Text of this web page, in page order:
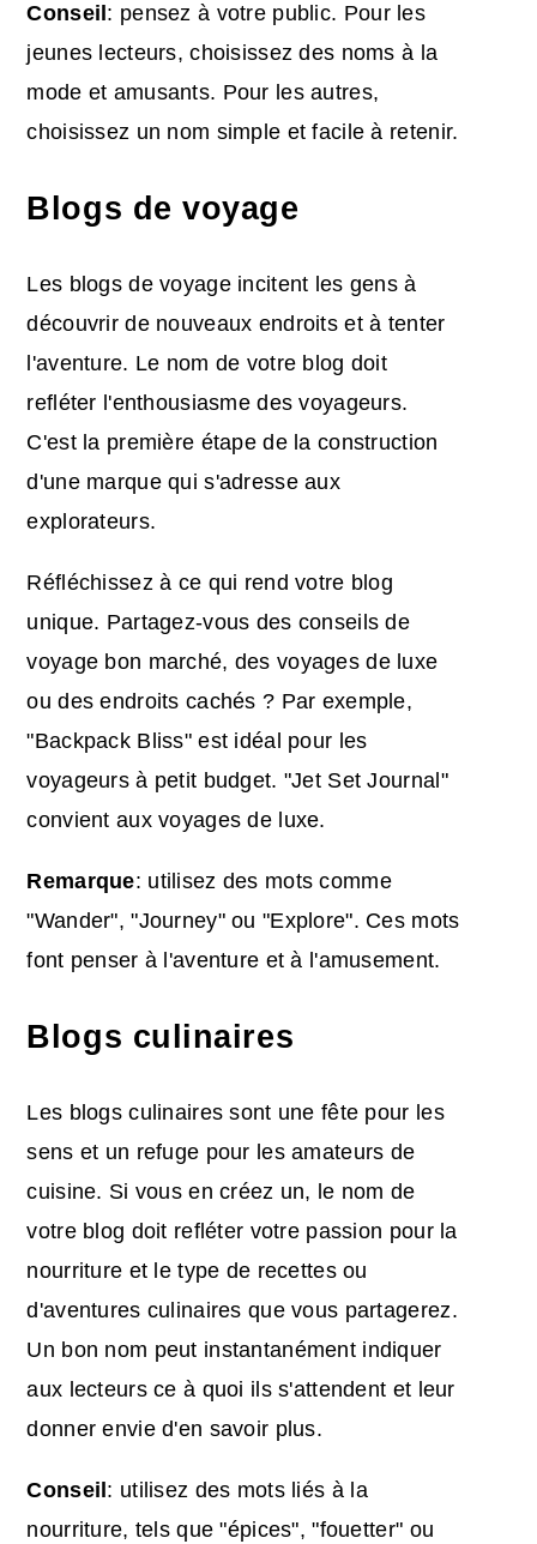
Conseil : pensez à votre public. Pour les
jeunes lecteurs, choisissez des noms à la
mode et amusants. Pour les autres,
choisissez un nom simple et facile à retenir.
Blogs de voyage
Les blogs de voyage incitent les gens à
découvrir de nouveaux endroits et à tenter
l'aventure. Le nom de votre blog doit
refléter l'enthousiasme des voyageurs.
C'est la première étape de la construction
d'une marque qui s'adresse aux
explorateurs.
Réfléchissez à ce qui rend votre blog
unique. Partagez-vous des conseils de
voyage bon marché, des voyages de luxe
ou des endroits cachés ? Par exemple,
"Backpack Bliss" est idéal pour les
voyageurs à petit budget. "Jet Set Journal"
convient aux voyages de luxe.
Remarque: utilisez des mots comme
"Wander", "Journey" ou "Explore". Ces mots
font penser à l'aventure et à l'amusement.
Blogs culinaires
Les blogs culinaires sont une fête pour les
sens et un refuge pour les amateurs de
cuisine. Si vous en créez un, le nom de
votre blog doit refléter votre passion pour la
nourriture et le type de recettes ou
d'aventures culinaires que vous partagerez.
Un bon nom peut instantanément indiquer
aux lecteurs ce à quoi ils s'attendent et leur
donner envie d'en savoir plus.
Conseil : utilisez des mots liés à la
nourriture, tels que "épices", "fouetter" ou